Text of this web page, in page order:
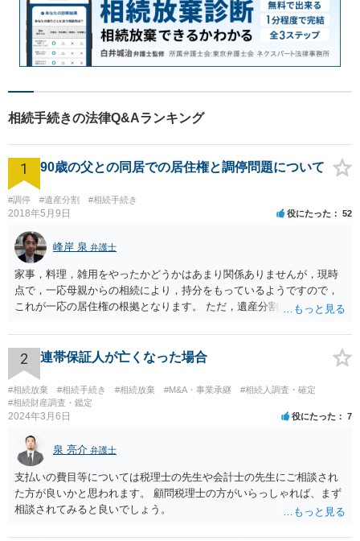
相続手続きの法律Q&Aランキング
1 90歳の父との同居での居住権と調停問題について
#調停 #遺産分割 #相続手続き
2018年5月9日 役にたった 52
峰岸 泉 弁護士
家事，料理，雑用をやったかどうかはあまり関係ありませんが，現時
点で，一応母親からの相続により，持分をもっているようですので，
これが一応の居住権の根拠となります。 ただ，遺産分割により，母の
2 連帯保証人が亡くなった場合
#相続放棄 #相続手続き #相続放棄 #M&A・事業承継
#相続人調査・確定
#相続財産調査・鑑定
2024年3月6日 役にたった 7
泉 亮介 弁護士
支払いの費目等については税理士の先生や会計士の先生にご相談され
た方が良いかと思われます。 顧問税理士の方がいらっしゃれば、まず
相談されてみると良いでしょう。